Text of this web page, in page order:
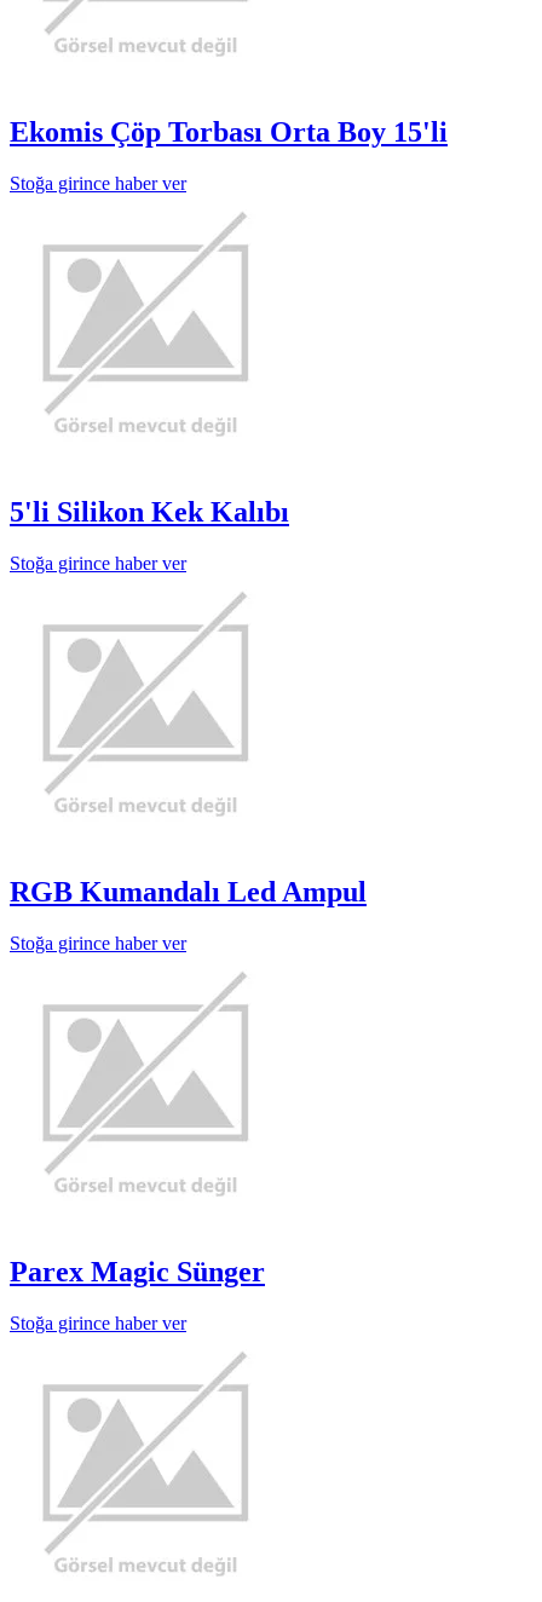
Ekomis Çöp Torbası Orta Boy 15'li
Stoğa girince haber ver
5'li Silikon Kek Kalıbı
Stoğa girince haber ver
RGB Kumandalı Led Ampul
Stoğa girince haber ver
Parex Magic Sünger
Stoğa girince haber ver